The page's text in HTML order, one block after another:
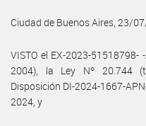
Ciudad de Buenos Aires, 23/
VISTO el EX-2023-51518798-
2004), la Ley Nº 20.744
Disposición DI-2024-1667-
2024, y